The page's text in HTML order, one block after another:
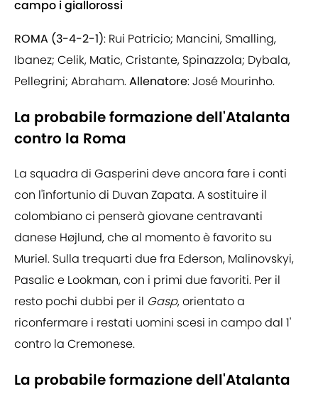
campo i giallorossi
ROMA (3-4-2-1): Rui Patricio; Mancini, Smalling,
Ibanez; Celik, Matic, Cristante, Spinazzola; Dybala,
Pellegrini; Abraham.Allenatore: José Mourinho.
La probabile formazione dell'Atalanta
contro la Roma
La squadra di Gasperini deve ancora fare i conti
con l'infortunio di Duvan Zapata. A sostituire il
colombiano ci penserà giovane centravanti
danese Højlund, che al momento è favorito su
Muriel. Sulla trequarti due fra Ederson, Malinovskyi,
Pasalic e Lookman, con i primi due favoriti. Per il
resto pochi dubbi per il Gasp, orientato a
riconfermare i restati uomini scesi in campo dal 1'
contro la Cremonese.
La probabile formazione dell'Atalanta